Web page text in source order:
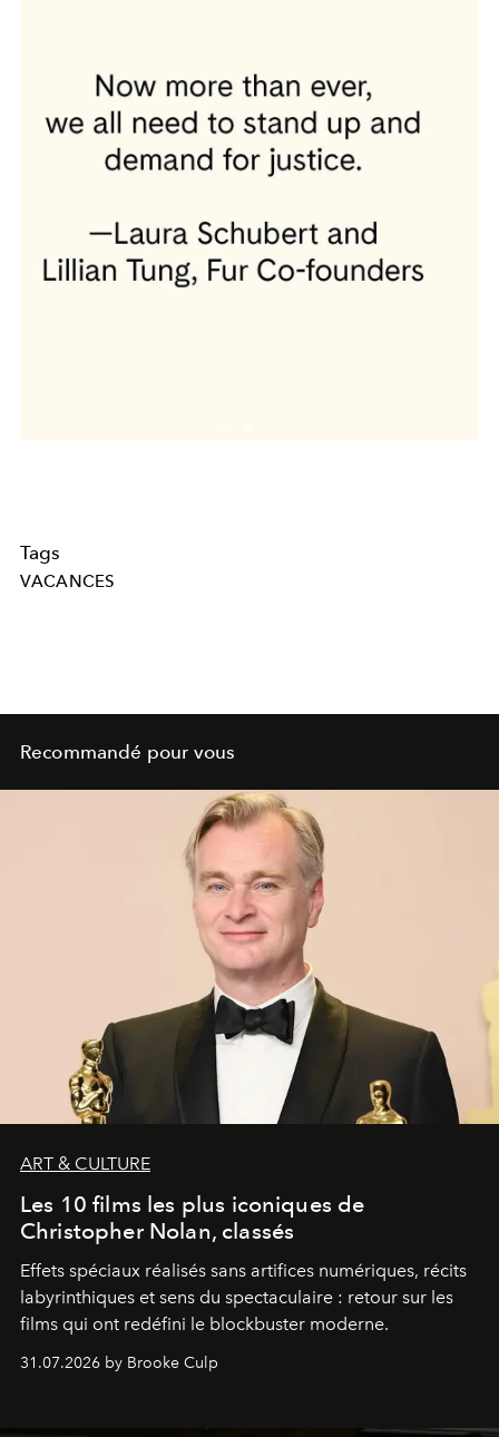
Tags
VACANCES
Recommandé pour vous
ART & CULTURE
Les 10 films les plus iconiques de
Christopher Nolan, classés
Effets spéciaux réalisés sans artifices numériques, récits
labyrinthiques et sens du spectaculaire : retour sur les
films qui ont redéfini le blockbuster moderne.
31.07.2026 by Brooke Culp